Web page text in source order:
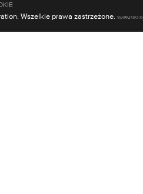
Wszelkie prawa zastrzeżone. WARUNKI